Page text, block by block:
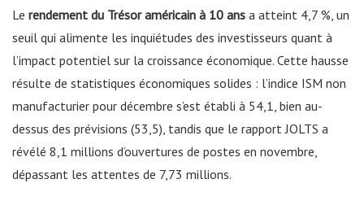
Le rendement du Trésor américain à 10 ans a atteint 4,7 %, un
seuil qui alimente les inquiétudes des investisseurs quant à
l’impact potentiel sur la croissance économique. Cette hausse
résulte de statistiques économiques solides : l’indice ISM non
manufacturier pour décembre s’est établi à 54,1, bien au-
dessus des prévisions (53,5), tandis que le rapport JOLTS a
révélé 8,1 millions d’ouvertures de postes en novembre,
dépassant les attentes de 7,73 millions.